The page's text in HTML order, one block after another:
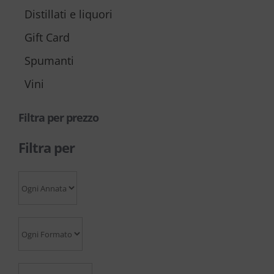
Distillati e liquori
Gift Card
Spumanti
Vini
Filtra per prezzo
Filtra per